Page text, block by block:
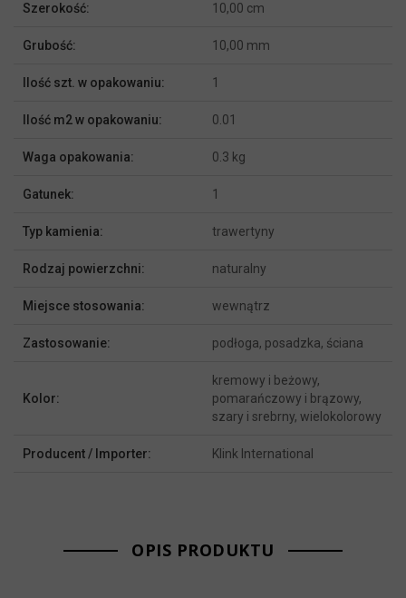
Szerokość: 10,00 cm
Grubość: 10,00 mm
Ilość szt. w opakowaniu: 1
Ilość m2 w opakowaniu: 0.01
Waga opakowania: 0.3 kg
Gatunek: 1
Typ kamienia: trawertyny
Rodzaj powierzchni: naturalny
Miejsce stosowania: wewnątrz
Zastosowanie: podłoga, posadzka, ściana
Kolor:
kremowy i beżowy,
pomarańczowy i brązowy,
szary i srebrny, wielokolorowy
Producent / Importer: Klink International
OPIS PRODUKTU